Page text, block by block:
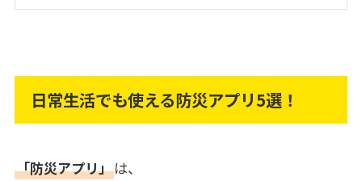
日常生活でも使える防災アプリ5選！
「防災アプリ」は、